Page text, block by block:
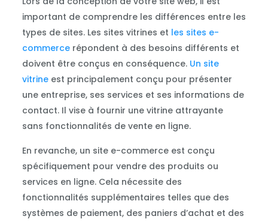
important de comprendre les différences entre les
types de sites. Les sites vitrines et les sites e-
commercerépondent à des besoins différents et
doivent être conçus en conséquence. Un site
vitrineest principalement conçu pour présenter
une entreprise, ses services et ses informations de
contact. Il vise à fournir une vitrine attrayante
sans fonctionnalités de vente en ligne.
En revanche, un site e-commerce est conçu
spécifiquement pour vendre des produits ou
services en ligne. Cela nécessite des
fonctionnalités supplémentaires telles que des
systèmes de paiement, des paniers d’achat et des